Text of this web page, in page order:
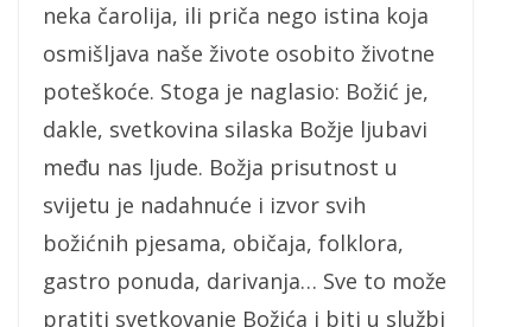
neka čarolija, ili priča nego istina koja
osmišljava naše živote osobito životne
poteškoće. Stoga je naglasio: Božić je,
dakle, svetkovina silaska Božje ljubavi
među nas ljude. Božja prisutnost u
svijetu je nadahnuće i izvor svih
božićnih pjesama, običaja, folklora,
gastro ponuda, darivanja… Sve to može
pratiti svetkovanje Božića i biti u službi